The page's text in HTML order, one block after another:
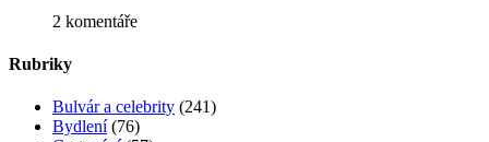
2 komentáře
Rubriky
Bulvár a celebrity (241)
Bydlení(76)